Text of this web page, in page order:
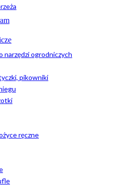
narzędzi ogrodniczych
pikowniki
ręczne